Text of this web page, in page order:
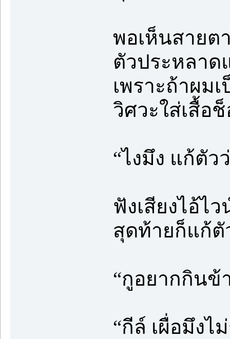
พอเห็นสาย
ตัวประหลาด
เพราะถ้าผม
วิศวะใส่เสื้อ
“ไงมึง แก้ตัว
ฟังเสียงไอ้ไ
สุดท้ายก็แก้
“กูอยากกินข้
“กีล์ เผื่อมึงไ